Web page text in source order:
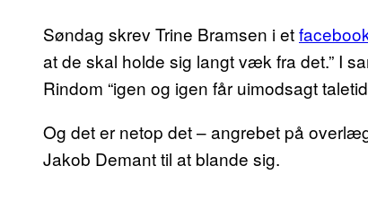
Søndag skrev Trine Bramsen i et
at de skal holde sig langt væk fra det.” I
Rindom “igen og igen får uimodsagt
Og det er netop det – angrebet på
Jakob Demant til at blande sig.